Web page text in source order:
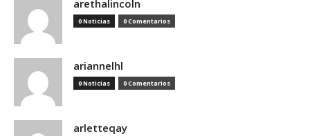
arethalincoln
0 Noticias 0 Comentarios
ariannelhl
0 Noticias 0 Comentarios
arletteqay